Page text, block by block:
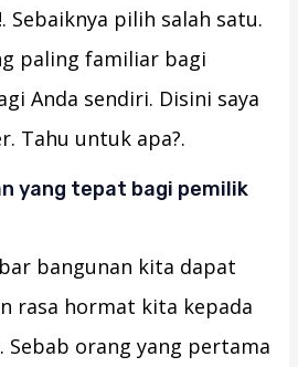
Sebaiknya pilih salah satu.
paling familiar bagi
Anda sendiri. Disini saya
Tahu untuk apa?.
yang tepat bagi pemilik
bangunan kita dapat
rasa hormat kita kepada
Sebab orang yang pertama